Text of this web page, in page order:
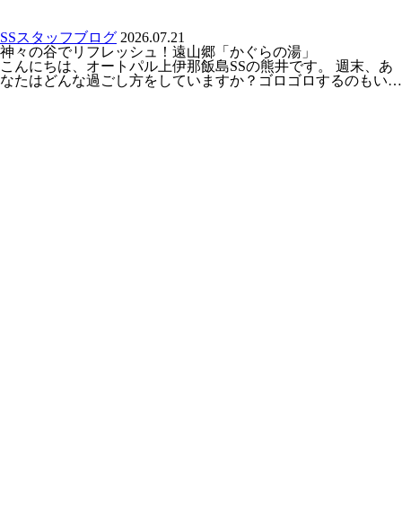
SSスタッフブログ 2026.07.21
神々の谷でリフレッシュ！遠山郷「かぐらの湯」
こんにちは、オートパル上伊那飯島SSの熊井です。 週末、あ
なたはどんな過ごし方をしていますか？ゴロゴロするのもい…